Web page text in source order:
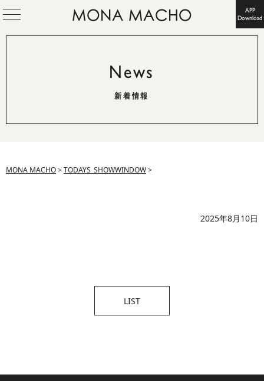
APP
Download
News
新着情報
MONA MACHO>TODAYS_SHOWWINDOW>
2025年8月10日
LIST